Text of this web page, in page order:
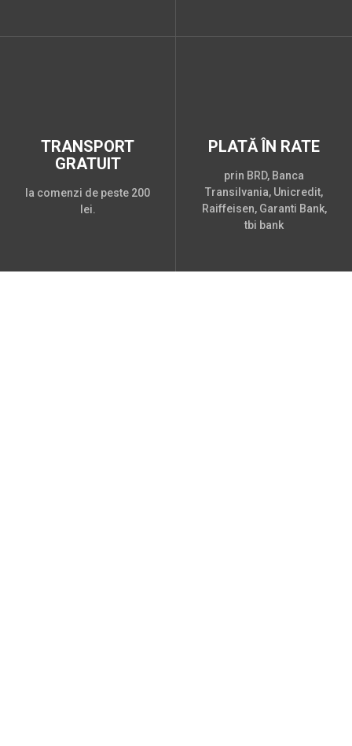
TRANSPORT
GRATUIT
la comenzi de peste 200
lei.
PLATĂ ÎN RATE
prin BRD, Banca
Transilvania, Unicredit,
Raiffeisen, Garanti Bank,
tbi bank